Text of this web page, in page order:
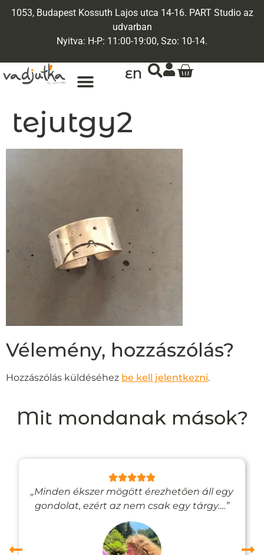
1053, Budapest Kossuth Lajos utca 14-16. PART Studio az
udvarban
Nyitva: H-P: 11:00-19:00, Szo: 10-14.
EN
tejutgy2
Vélemény, hozzászólás?
Hozzászólás küldéséhez be kell jelentkezni.
Mit mondanak mások?
„Minden ékszer mögött érezhetően áll egy
gondolat, ezért az nem csak egy tárgy….”